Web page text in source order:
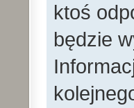
ktoś
będzie